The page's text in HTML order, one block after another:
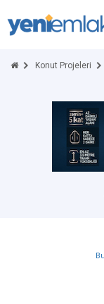
Konut Projeleri